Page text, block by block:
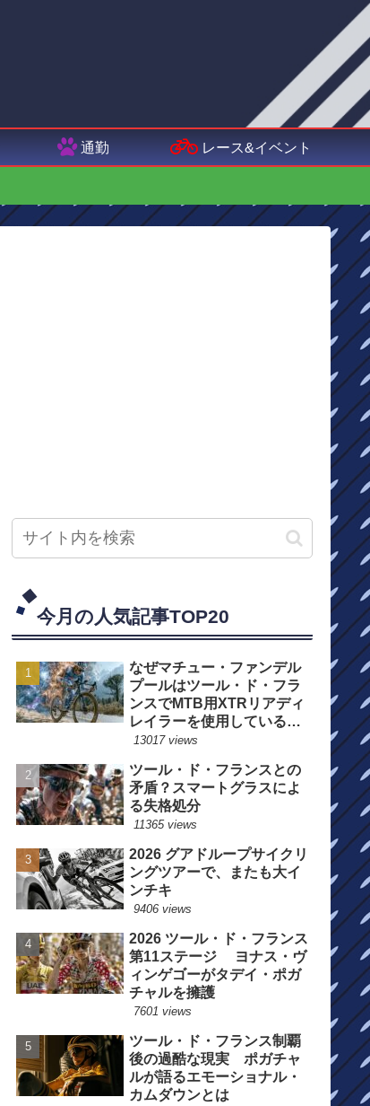
通勤 レース&イベント
今月の人気記事TOP20
なぜマチュー・ファンデル
プールはツール・ド・フラ
ンスでMTB用XTRリアディ
レイラーを使用しているの
か？
13017 views
ツール・ド・フランスとの
矛盾？スマートグラスによ
る失格処分
11365 views
2026 グアドループサイクリ
ングツアーで、またも大イ
ンチキ
9406 views
2026 ツール・ド・フランス
第11ステージ ヨナス・ヴ
ィンゲゴーがタデイ・ポガ
チャルを擁護
7601 views
ツール・ド・フランス制覇
後の過酷な現実 ポガチャ
ルが語るエモーショナル・
カムダウンとは